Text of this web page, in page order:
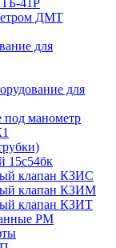
41Р
ДМТ
для
для
под манометр
15с54бк
клапан КЗИС
клапан КЗИМ
клапан КЗИТ
РМ